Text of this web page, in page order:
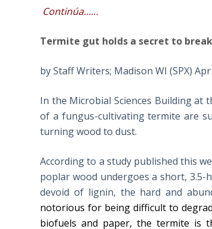
Continúa……
Termite gut holds a secret to
by Staff Writers; Madison WI (SPX)
In the Microbial Sciences Building at
of a fungus-cultivating termite are
turning wood to dust.
According to a study published this
poplar wood undergoes a short,
devoid of lignin, the hard and
notorious for being difficult to
biofuels and paper, the termite is